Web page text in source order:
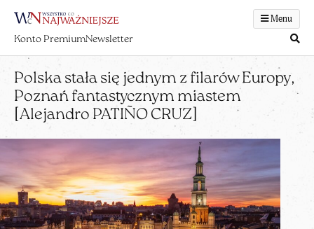
Menu
Konto PremiumNewsletter
Polska stała się jednym z filarów Europy,
Poznań fantastycznym miastem
[Alejandro PATIÑO CRUZ]